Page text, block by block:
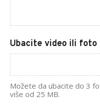
Ubacite video ili foto
Možete da ubacite do 3
više od 25 MB.